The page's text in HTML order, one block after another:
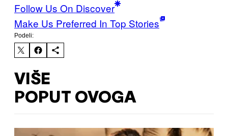
Follow Us On Discover
Make Us Preferred In Top Stories
Podeli:
VIŠE
POPUT OVOGA